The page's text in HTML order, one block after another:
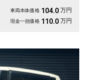
😊
車両本体価格 104.0 万円
現金一括価格 110.0 万円